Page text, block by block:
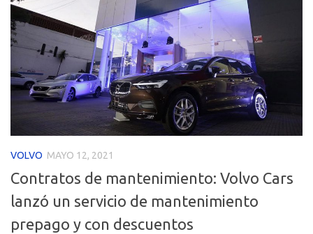
VOLVO MAYO 12, 2021
Contratos de mantenimiento: Volvo Cars
lanzó un servicio de mantenimiento
prepago y con descuentos